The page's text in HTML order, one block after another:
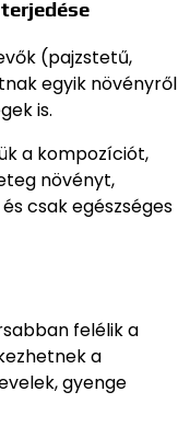
(pajzstetű,
egyik növényről
is.
a kompozíciót,
növényt,
csak egészséges
felélik a
a
gyenge